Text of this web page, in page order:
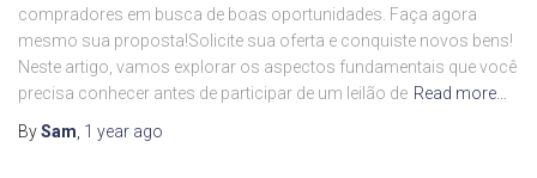
compradores em busca de boas oportunidades. Faça agora
mesmo sua proposta!Solicite sua oferta e conquiste novos bens!
Neste artigo, vamos explorar os aspectos fundamentais que você
precisa conhecer antes de participar de um leilão de Read more…
BySam, 1 year ago